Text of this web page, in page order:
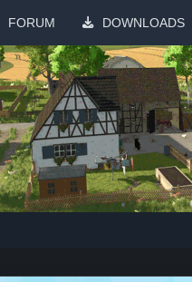
FORUM DOWNLOADS